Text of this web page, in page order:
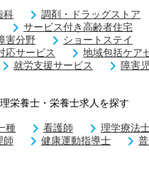
科 調剤・ドラッグストア
サービス付き高齢者住宅
害分野
ショートステイ
応サービス
地域包括ケア
就労支援サービス 障害
栄養士・栄養士求人を探す
種 看護師 理学療法
師 健康運動指導士